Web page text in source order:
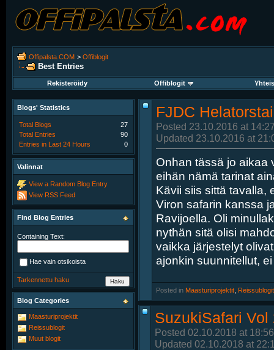
Offipalsta.COM > Offiblogit
Best Entries
Rekisteröidy Offiblogit
FJDC
Posted 23.10.2016 at
Updated 23.10.2016 at
Onhan tässä jo aikaa
eihän nämä tarinat
Kävii siis sittä tavalla,
Viron safarin kanssa
Ravijoella. Oli
nythän sitä olisi
vaikka järjestelyt
ajonkin suunnitellut,
Posted in Maasturiprojektit Reissublogit
SuzukiSafari Vol
Posted 02.10.2018 at
Updated 02.10.2018 at
Blogs' Statistics
Total Blogs
27
Total Entries
90
Entries in Last 24 Hours
0
Valinnat
View a Random Blog Entry
View RSS Feed
Find Blog Entries
Containing Text:
Hae vain otsikoista
Tarkennettu haku
Blog Categories
Maasturiprojektit
Reissublogit
Muut blogit